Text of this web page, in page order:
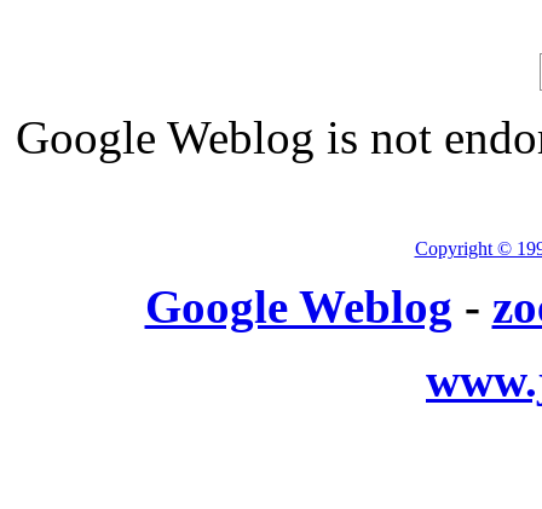
Google Weblog is not
Copyright ©
Google Weblog -